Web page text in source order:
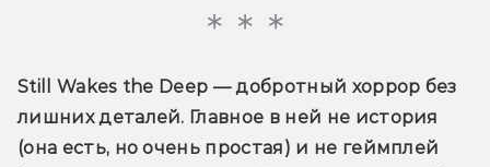
Still Wakes the Deep — добротный хоррор без
лишних деталей. Главное в ней не история
(она есть, но очень простая) и не геймплей